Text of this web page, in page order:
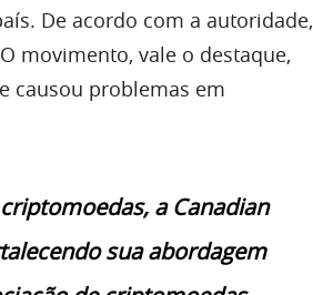
De acordo com a autoridade,
movimento, vale o destaque,
causou problemas em
a Canadian
sua abordagem